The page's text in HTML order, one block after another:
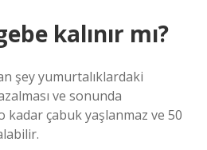
kalınır mı?
şey yumurtalıklardaki
ve sonunda
kadar çabuk yaşlanmaz ve 50